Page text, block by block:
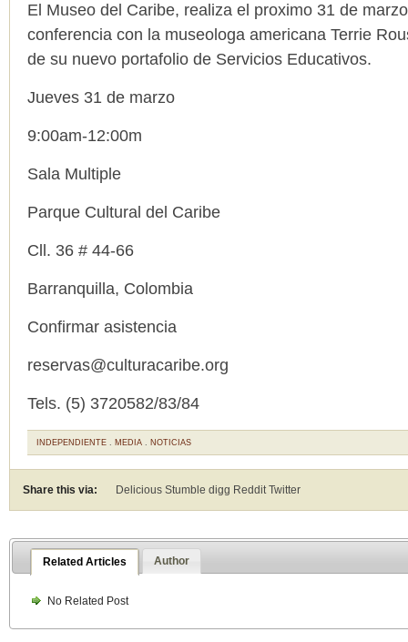
El Museo del Caribe, realiza el proximo 31 de
conferencia con la museologa americana Terrie
de su nuevo portafolio de Servicios Educativos.
Jueves 31 de marzo
9:00am-12:00m
Sala Multiple
Parque Cultural del Caribe
Cll. 36 # 44-66
Barranquilla, Colombia
Confirmar asistencia
reservas@culturacaribe.org
Tels. (5) 3720582/83/84
INDEPENDIENTE . MEDIA . NOTICIAS
Share this via: Delicious Stumble digg RedditTwitter
Related Articles Author
No Related Post